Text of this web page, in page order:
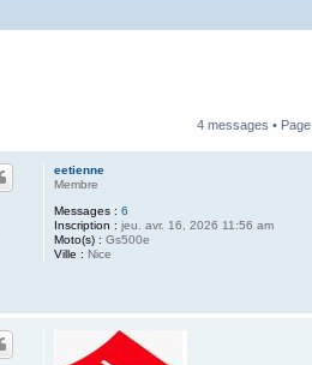
4 messages • Page
eetienne
Membre
Messages : 6
Inscription : jeu. avr. 16, 2026 11:56 am
Moto(s) : Gs500e
Ville : Nice